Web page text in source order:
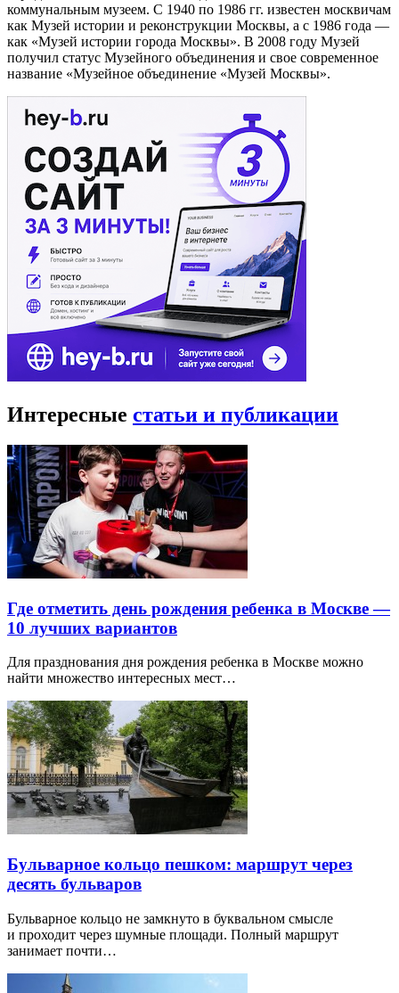
коммунальным музеем. С 1940 по 1986 гг. известен москвичам
как Музей истории и реконструкции Москвы, а с 1986 года —
как «Музей истории города Москвы». В 2008 году Музей
получил статус Музейного объединения и свое современное
название «Музейное объединение «Музей Москвы».
Интересные статьи и публикации
Где отметить день рождения ребенка в Москве —
10 лучших вариантов
Для празднования дня рождения ребенка в Москве можно
найти множество интересных мест…
Бульварное кольцо пешком: маршрут через
десять бульваров
Бульварное кольцо не замкнуто в буквальном смысле
и проходит через шумные площади. Полный маршрут
занимает почти…